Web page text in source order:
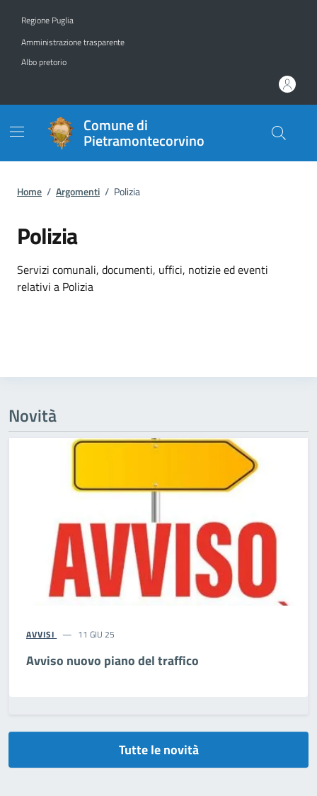
Regione Puglia
Amministrazione trasparente
Albo pretorio
Comune di
Pietramontecorvino
Home / Argomenti / Polizia
Polizia
Dettagli dell'argomento
Servizi comunali, documenti, uffici, notizie ed eventi
relativi a Polizia
Novità
AVVISI 11 GIU 25
Avviso nuovo piano del traffico
Tutte le novità